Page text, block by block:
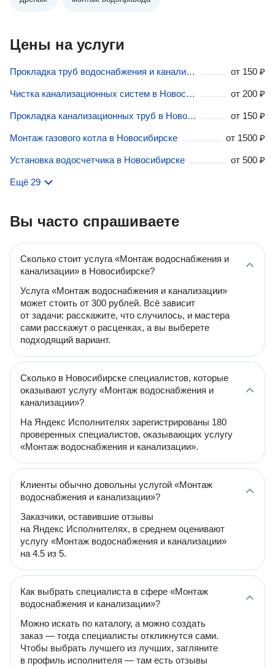
Цены на услуги
Прокладка труб водоснабжения и канализации в Новосибирске от 150 ₽
Чистка канализационных систем в Новосибирске от 200 ₽
Прокладка канализационных труб в Новосибирске от 150 ₽
Монтаж газового котла в Новосибирске от 1500 ₽
Установка водосчетчика в Новосибирске от 500 ₽
Ещё 29
Вы часто спрашиваете
Сколько стоит услуга «Монтаж водоснабжения и
канализации» в Новосибирске?
Услуга «Монтаж водоснабжения и канализации»
может стоить от 300 рублей. Всё зависит
от задачи: расскажите, что случилось, и мастера
сами расскажут о расценках, а вы выберете
подходящий вариант.
Сколько в Новосибирске специалистов, которые
оказывают услугу «Монтаж водоснабжения и
канализации»?
На Яндекс Исполнителях зарегистрированы 180
проверенных специалистов, оказывающих услугу
«Монтаж водоснабжения и канализации».
Клиенты обычно довольны услугой «Монтаж
водоснабжения и канализации»?
Заказчики, оставившие отзывы
на Яндекс Исполнителях, в среднем оценивают
услугу «Монтаж водоснабжения и канализации»
на 4.5 из 5.
Как выбрать специалиста в сфере «Монтаж
водоснабжения и канализации»?
Можно искать по каталогу, а можно создать
заказ — тогда специалисты откликнутся сами.
Чтобы выбрать лучшего из лучших, загляните
в профиль исполнителя — там есть отзывы